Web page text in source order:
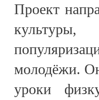
Проект
молодёжи.
уроки